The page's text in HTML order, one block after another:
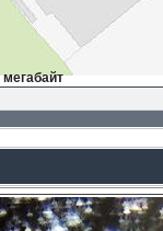
мегабайт